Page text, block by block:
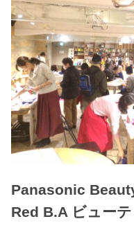
Panasonic
Red B.A ビュー